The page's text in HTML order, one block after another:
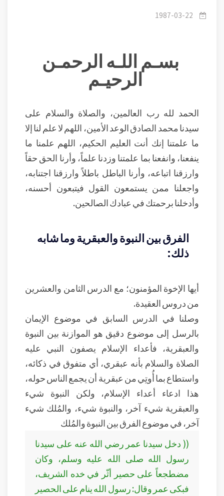
والعبقرية1987-03-22
بسـم اللـه الرحمـن
الرحيـم
الحمد لله رب العالمين، والصلاة والسلام على
سيدنا محمد الصادق الوعد الأمين، اللهم لا علم لنا إلا
ما علمتنا إنك أنت العليم الحكيم، اللهم علمنا ما
ينفعنا، وانفعنا بما علمتنا وزدنا علماً، وأرنا الحق حقاً
وارزقنا اتباعه، وأرنا الباطل باطلاً وارزقنا اجتنابه،
واجعلنا ممن يستمعون القول فيتبعون أحسنه،
وأدخلنا برحمتك في عبادك الصالحين.
الفرق بين النبوة والعبقرية وما شابه
ذلك:
أيها الإخوة المؤمنون؛ مع الدرس الثامن والعشرين
من دروس العقيدة.
وصلنا في الدرس السابق في موضوع الإيمان
بالرسل إلى موضوع دقيق هو الموازنة بين النبوة
والعبقرية، فأعداء الإسلام يصفون النبي عليه
الصلاة والسلام بأنه عبقري، أي متفوق في ذكائه،
واستطاع بما أُوتِي من عبقرية أن يجمع الناس حوله،
هذا ادعاء أعداء الإسلام، ولكن النبوة شيء
والعبقرية شيء آخر، والنبوة شيء، والمُلك شيء
آخر، في موضوع الفرق بين النبوة والمُلك
(( دخل سيدنا عمر رضي الله عنه على سيدنا
رسول الله صلى الله عليه وسلم، وكان
مضطجعاً على حصير أثّر في خده الشريف،
فبكى عمر وقال: رسول الله ينام على الحصير